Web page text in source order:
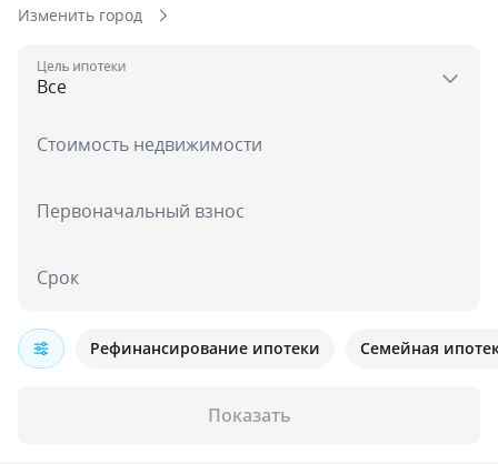
Изменить город
Цель ипотеки
Стоимость недвижимости
Первоначальный взнос
Срок
Показать
Рефинансирование ипотеки Семейная